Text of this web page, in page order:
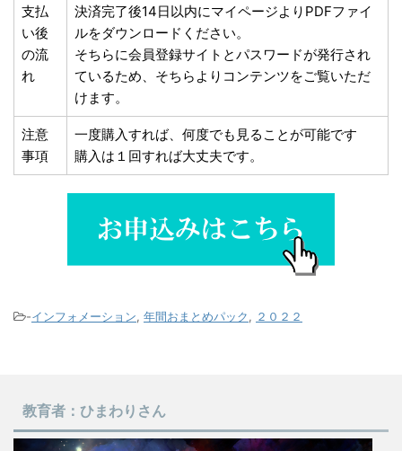
支払
い後
の流
れ
決済完了後14日以内にマイページよりPDFファイ
ルをダウンロードください。
そちらに会員登録サイトとパスワードが発行され
ているため、そちらよりコンテンツをご覧いただ
けます。
注意
事項
一度購入すれば、何度でも見ることが可能です
購入は１回すれば大丈夫です。
-インフォメーション, 年間おまとめパック, ２０２２
教育者：ひまわりさん